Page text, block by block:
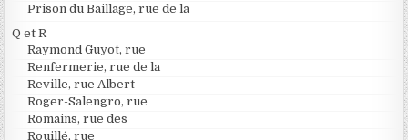
Prison du Baillage, rue de la
Q et R
Raymond Guyot, rue
Renfermerie, rue de la
Reville, rue Albert
Roger-Salengro, rue
Romains, rue des
Rouillé, rue